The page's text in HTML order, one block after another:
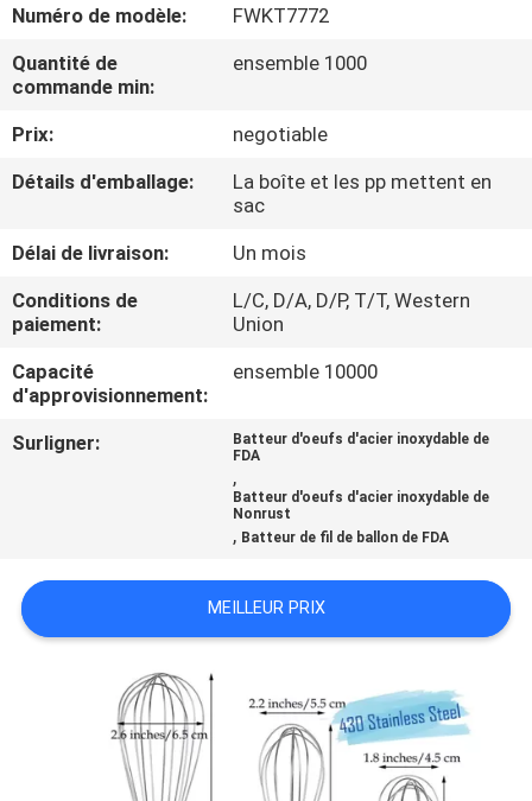
VISITE
D'USINE
CONTRÔLE
QUALITÉ
CONTACTEZ-
NOUS
DEMANDEZ
Numéro de modèle:
FWKT7772
Quantité de
commande min:
ensemble 1000
Prix:
negotiable
Détails d'emballage:
La boîte et les pp mettent en
sac
Délai de livraison:
Un mois
Conditions de
paiement:
L/C, D/A, D/P, T/T, Western
Union
Capacité
d'approvisionnement:
ensemble 10000
Surligner:
Batteur d'oeufs d'acier inoxydable de
FDA
,
Batteur d'oeufs d'acier inoxydable de
Nonrust
, Batteur de fil de ballon de FDA
MEILLEUR PRIX